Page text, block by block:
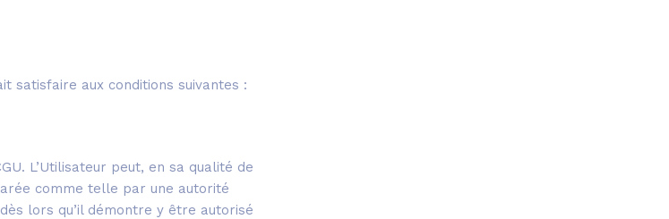
satisfaire aux conditions suivantes :
L’Utilisateur peut, en sa qualité de
comme telle par une autorité
lors qu’il démontre y être autorisé